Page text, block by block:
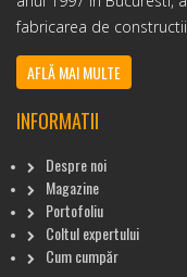
fabricarea de
AFLĂ MAI MULTE
INFORMATII
Despre noi
Magazine
Portofoliu
Coltul expertului
Cum cumpăr